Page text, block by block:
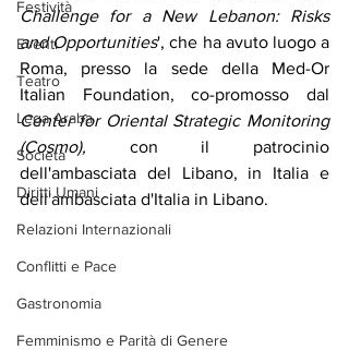
Festività
Eventi
Teatro
Lega Araba
Società
Diritti Umani
Relazioni Internazionali
Conflitti e Pace
Gastronomia
Femminismo e Parità di Genere
Challenge for a New Lebanon: Risks
and Opportunities', che ha avuto luogo a
Roma, presso la sede della Med-Or
Center for Oriental Strategic Monitoring
(Cosmo), con il patrocinio
dell'ambasciata del Libano, in Italia e
dell'ambasciata d'Italia in Libano.